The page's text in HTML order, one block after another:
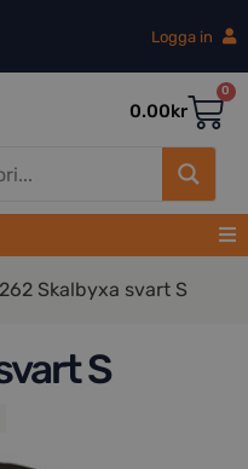
Logga in
0.00kr
0
Skalbyxa svart S
S